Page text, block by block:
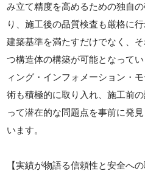
み立て精度を高めるための独自
り、施工後の品質検査も厳格に
建築基準を満たすだけでなく、
つ構造体の構築が可能となって
ィング・インフォメーション・
術も積極的に取り入れ、施工前
って潜在的な問題点を事前に発
います。
【実績が物語る信頼性と安全への